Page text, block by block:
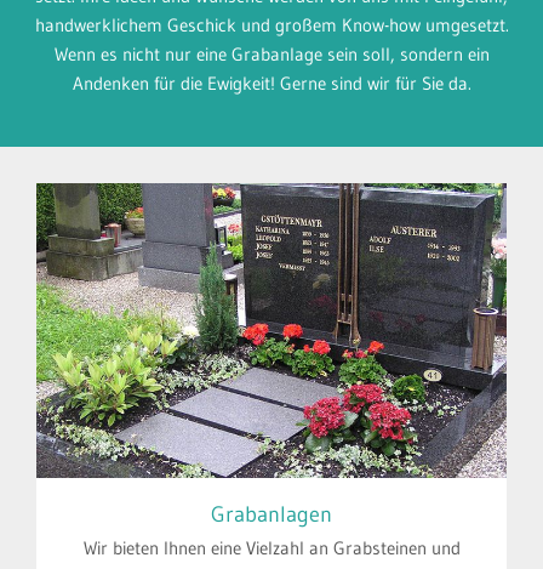
handwerklichem Geschick und großem Know-how umgesetzt.
Wenn es nicht nur eine Grabanlage sein soll, sondern ein
Andenken für die Ewigkeit! Gerne sind wir für Sie da.
Grabanlagen
Wir bieten Ihnen eine Vielzahl an Grabsteinen und